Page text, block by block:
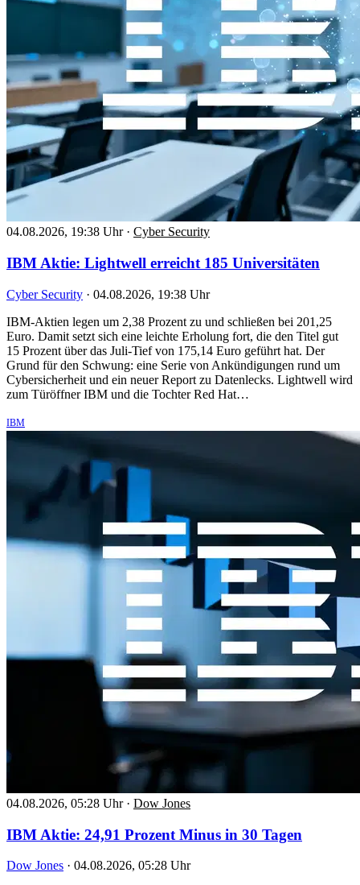
04.08.2026, 19:38 Uhr · Cyber Security
IBM Aktie: Lightwell erreicht 185 Universitäten
Cyber Security · 04.08.2026, 19:38 Uhr
IBM-Aktien legen um 2,38 Prozent zu und schließen bei 201,25
Euro. Damit setzt sich eine leichte Erholung fort, die den Titel gut
15 Prozent über das Juli-Tief von 175,14 Euro geführt hat. Der
Grund für den Schwung: eine Serie von Ankündigungen rund um
Cybersicherheit und ein neuer Report zu Datenlecks. Lightwell wird
zum Türöffner IBM und die Tochter Red Hat…
IBM
04.08.2026, 05:28 Uhr · Dow Jones
IBM Aktie: 24,91 Prozent Minus in 30 Tagen
Dow Jones · 04.08.2026, 05:28 Uhr